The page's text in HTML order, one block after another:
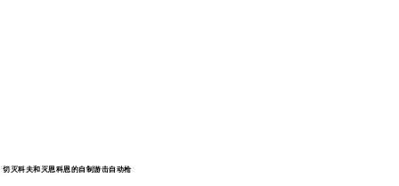
切灭科夫和灭恩科恩的自制游击自动枪